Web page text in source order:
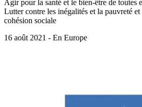
Agir pour la santé et le bien-être de toutes
Lutter contre les inégalités et la pauvreté
cohésion sociale
16 août 2021 - En Europe